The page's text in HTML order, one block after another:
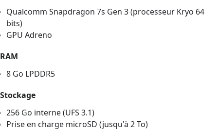
Qualcomm Snapdragon 7s Gen 3 (processeur Kryo 64
bits)
GPU Adreno
RAM
8 Go LPDDR5
Stockage
256 Go interne (UFS 3.1)
Prise en charge microSD (jusqu'à 2 To)